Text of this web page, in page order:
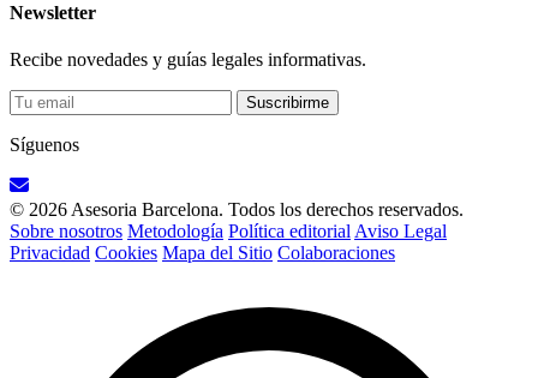
Newsletter
Recibe novedades y guías legales informativas.
Suscribirme
Síguenos
© 2026 Asesoria Barcelona. Todos los derechos reservados.
Sobre nosotros Metodología Política editorial Aviso Legal
Privacidad Cookies Mapa del Sitio Colaboraciones